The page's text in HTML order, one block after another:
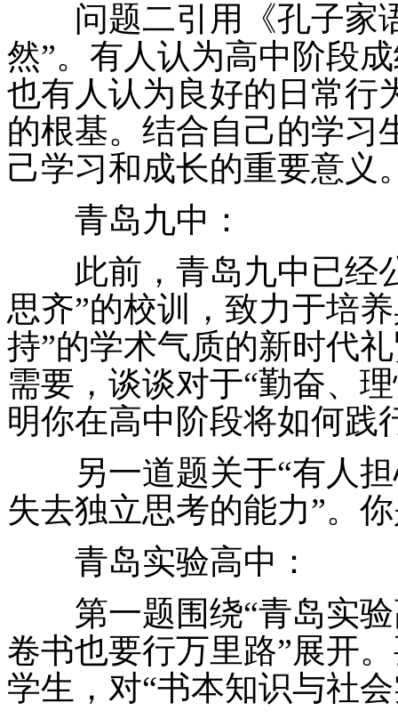
问题二引用《孔子家
然”。有人认为高中阶段
也有人认为良好的日常行
的根基。结合自己的学习
己学习和成长的重要意义
青岛九中：
此前，青岛九中已经
思齐”的校训，致力于培
持”的学术气质的新时代
需要，谈谈对于“勤奋、
明你在高中阶段将如何践
另一道题关于“有人担
失去独立思考的能力”。
青岛实验高中：
第一题围绕“青岛实验
卷书也要行万里路”展开
学生，对“书本知识与社